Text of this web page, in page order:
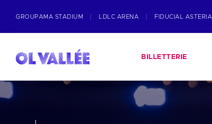
GROUPAMA STADIUM LDLC ARENA FIDUCIAL ASTERIA
BILLETTERIE